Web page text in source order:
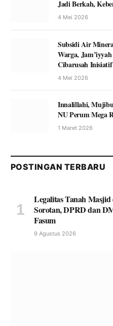
Jadi Berkah,
4 Mei 2026
Subsidi Air
Warga,
Cibarusah
4 Mei 2026
Innalillahi,
NU Perum Mega
1 Maret 2026
POSTINGAN TERBARU
Legalitas Tanah
Sorotan, DPRD dan
Fasum
9 Agustus 2026